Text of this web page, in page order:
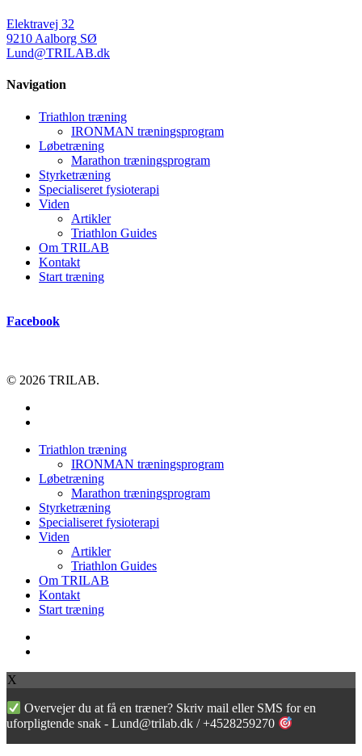
Elektravej 32
9210 Aalborg SØ
Lund@TRILAB.dk
Navigation
Triathlon træning
IRONMAN træningsprogram
Løbetræning
Marathon træningsprogram
Styrketræning
Specialiseret fysioterapi
Viden
Artikler
Triathlon Guides
Om TRILAB
Kontakt
Start træning
Facebook
© 2026 TRILAB.
Close
Triathlon træning
IRONMAN træningsprogram
Løbetræning
Marathon træningsprogram
Styrketræning
Specialiseret fysioterapi
Viden
Artikler
Triathlon Guides
Om TRILAB
Kontakt
Start træning
X
Overvejer du at få en træner? Skriv mail eller SMS for en
uforpligtende snak - Lund@trilab.dk / +4528259270